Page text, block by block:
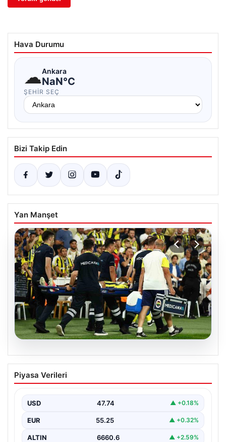
Hava Durumu
☁Ankara
NaN°C
ŞEHIR SEÇ
Bizi Takip Edin
Yan Manşet
Fenerbahçe’de Sturm Graz maçında
Oosterwolde’den kahreden haber!
Piyasa Verileri
USD 47.74 ▲ +0.18%
EUR 55.25 ▲ +0.32%
ALTIN 6660.6 ▲ +2.59%